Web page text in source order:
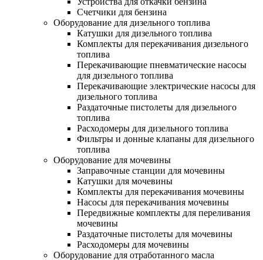
Счетчики для бензина
Оборудование для дизельного топлива
Катушки для дизельного топлива
Комплекты для перекачивания дизельного
топлива
Перекачивающие пневматические насосы
для дизельного топлива
Перекачивающие электрические насосы для
дизельного топлива
Раздаточные пистолеты для дизельного
топлива
Расходомеры для дизельного топлива
Фильтры и донные клапаны для дизельного
топлива
Оборудование для мочевины
Заправочные станции для мочевины
Катушки для мочевины
Комплекты для перекачивания мочевины
Насосы для перекачивания мочевины
Передвижные комплекты для переливания
мочевины
Раздаточные пистолеты для мочевины
Расходомеры для мочевины
Оборудование для отработанного масла